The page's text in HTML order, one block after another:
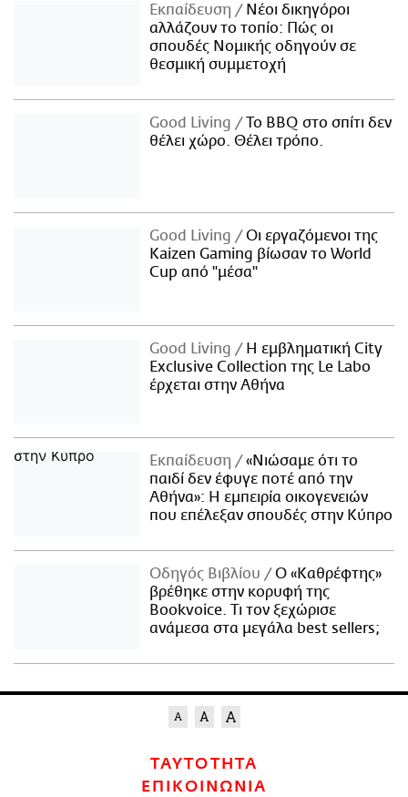
Εκπαίδευση
Νέοι δικηγόροι
αλλάζουν το τοπίο: Πώς οι
σπουδές Νομικής οδηγούν σε
θεσμική συμμετοχή
Good Living
Το BBQ στο σπίτι δεν
θέλει χώρο. Θέλει τρόπο.
Good Living
Οι εργαζόμενοι της
Kaizen Gaming βίωσαν το World
Cup από "μέσα"
Good Living
Η εμβληματική City
Exclusive Collection της Le Labo
έρχεται στην Αθήνα
Εκπαίδευση
«Νιώσαμε ότι το
παιδί δεν έφυγε ποτέ από την
Αθήνα»: Η εμπειρία οικογενειών
που επέλεξαν σπουδές στην Κύπρο
Οδηγός Βιβλίου
Ο «Καθρέφτης»
βρέθηκε στην κορυφή της
Bookvoice. Τι τον ξεχώρισε
ανάμεσα στα μεγάλα best sellers;
ΤΑΥΤΟΤΗΤΑ
ΕΠΙΚΟΙΝΩΝΙΑ